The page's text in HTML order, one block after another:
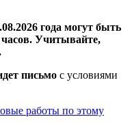
года могут быть
часов. Учитывайте,
письмо с условиями
работы по этому